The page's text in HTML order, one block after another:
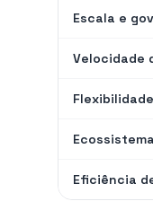
Escala e
Velocidade
Eficiência